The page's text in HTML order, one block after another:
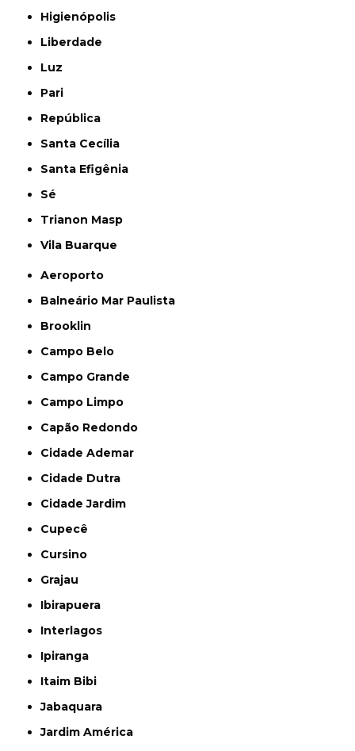
Higienópolis
Liberdade
Luz
Pari
República
Santa Cecília
Santa Efigênia
Sé
Trianon Masp
Vila Buarque
Aeroporto
Balneário Mar Paulista
Brooklin
Campo Belo
Campo Grande
Campo Limpo
Capão Redondo
Cidade Ademar
Cidade Dutra
Cidade Jardim
Cupecê
Cursino
Grajau
Ibirapuera
Interlagos
Ipiranga
Itaim Bibi
Jabaquara
Jardim América